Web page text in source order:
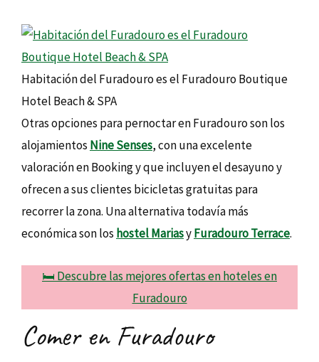
Habitación del Furadouro es el Furadouro Boutique
Hotel Beach & SPA
Otras opciones para pernoctar en Furadouro son los
alojamientos Nine Senses, con una excelente
valoración en Booking y que incluyen el desayuno y
ofrecen a sus clientes bicicletas gratuitas para
recorrer la zona. Una alternativa todavía más
económica son los hostel MariasyFuradouro Terrace.
🛏️ Descubre las mejores ofertas en hoteles en
Furadouro
Comer en Furadouro